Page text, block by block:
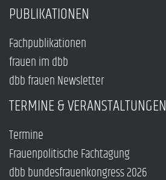
PUBLIKATIONEN
Fachpublikationen
frauen im dbb
dbb frauen Newsletter
TERMINE & VERANSTALTUNGEN
Termine
Frauenpolitische Fachtagung
dbb bundesfrauenkongress 2026